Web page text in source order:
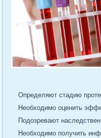
Определяют стадию
Необходимо оценить
Подозревают
Необходимо получить